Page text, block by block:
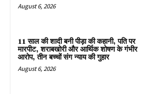
August 6, 2026
11 साल की शादी बनी पीड़ा की कहानी, पति पर
मारपीट, शराबखोरी और आर्थिक शोषण के गंभीर
आरोप, तीन बच्चों संग न्याय की गुहार
August 6, 2026